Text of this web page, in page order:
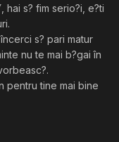
hai s? fim serio?i, e?ti
s? pari matur
nu te mai b?gai în
pentru tine mai bine